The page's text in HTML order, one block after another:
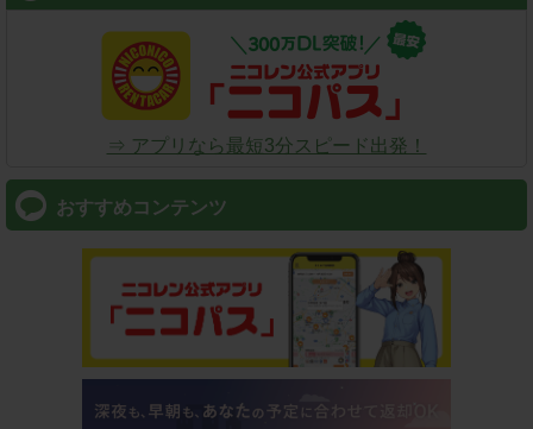
⇒ アプリなら最短3分スピード出発！
おすすめコンテンツ